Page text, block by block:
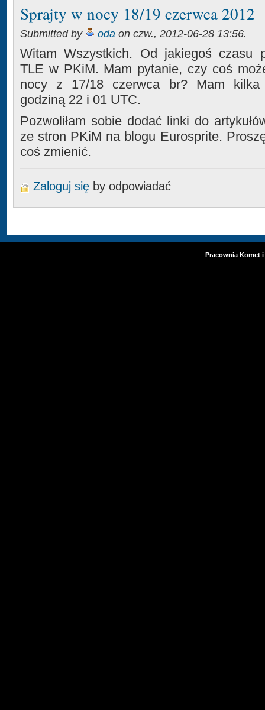
Sprajty w nocy 18/19 czerwca 2012
Submitted by oda on czw., 2012-06-28 13:56.
Witam Wszystkich. Od jakiegoś czasu
TLE w PKiM. Mam pytanie, czy coś
nocy z 17/18 czerwca br? Mam kilka
godziną 22 i 01 UTC.
Pozwoliłam sobie dodać linki do
ze stron PKiM na blogu Eurosprite.
coś zmienić.
Zaloguj się by odpowiadać
Pracownia Komet